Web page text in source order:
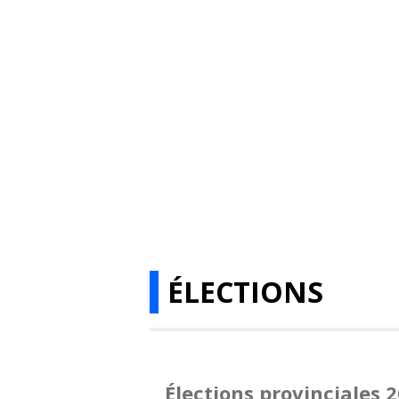
ÉLECTIONS
Élections provinciales